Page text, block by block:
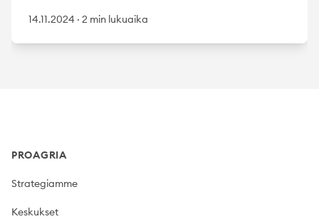
14.11.2024 · 2 min lukuaika
PROAGRIA
Strategiamme
Keskukset